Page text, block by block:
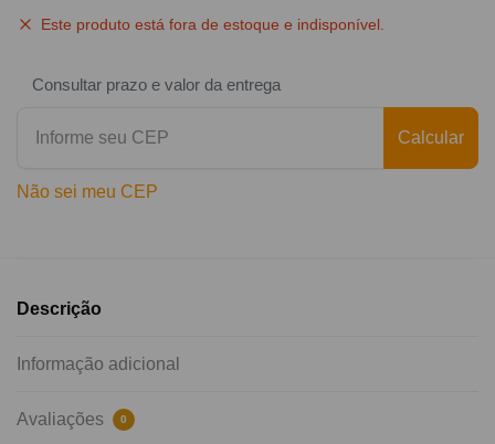
Este produto está fora de estoque e indisponível.
Consultar prazo e valor da entrega
Calcular
Não sei meu CEP
Descrição
Informação adicional
Avaliações 0